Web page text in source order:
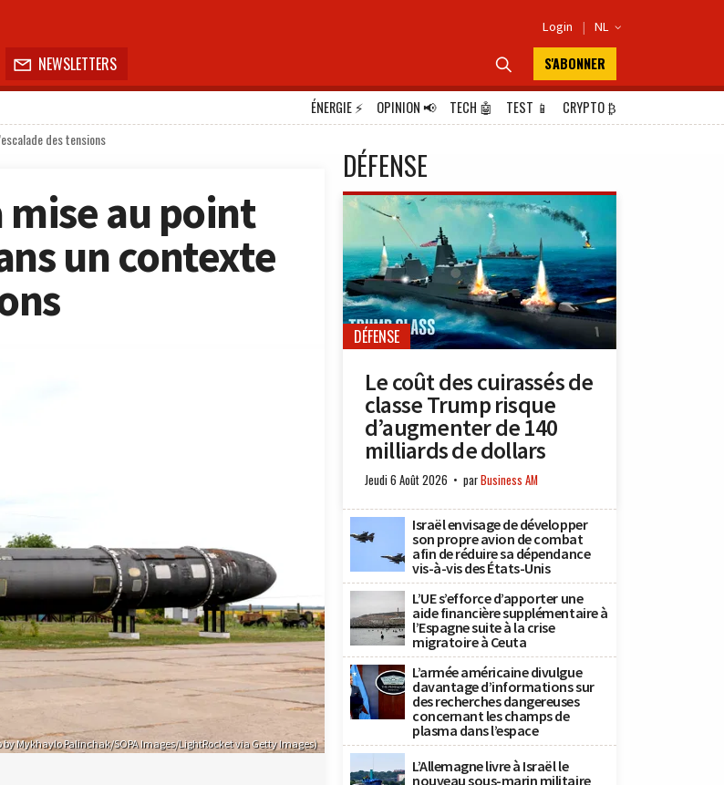
Login | NL 
 NEWSLETTERS  S'ABONNER
ÉNERGIE⚡ OPINION📢 TECH 🤖 TEST 📱 CRYPTO₿
des tensions
mise au point
un contexte
by Mykhaylo Palinchak/SOPA Images/LightRocket via Getty Images)
DÉFENSE
DÉFENSE
Le coût des cuirassés de
classe Trump risque
d’augmenter de 140
milliards de dollars
Jeudi 6 Août 2026 parBusiness AM
Israël envisage de développer
son propre avion de combat
afin de réduire sa dépendance
vis-à-vis des États-Unis
L’UE s’efforce d’apporter une
aide financière supplémentaire à
l’Espagne suite à la crise
migratoire à Ceuta
L’armée américaine divulgue
davantage d’informations sur
des recherches dangereuses
concernant les champs de
plasma dans l’espace
L’Allemagne livre à Israël le
nouveau sous-marin militaire